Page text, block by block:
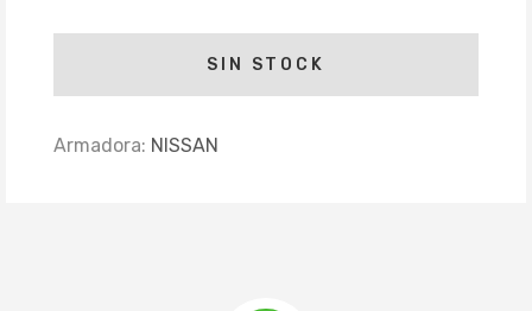
SIN STOCK
Armadora: NISSAN